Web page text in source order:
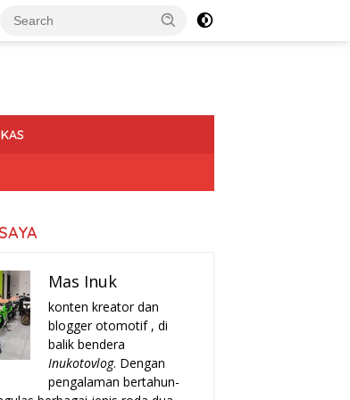
Mesin
Rekomendasi Motor Matic Irit
Mas Inuk
konten kreator dan
blogger otomotif , di
balik bendera
Inukotovlog. Dengan
pengalaman bertahun-